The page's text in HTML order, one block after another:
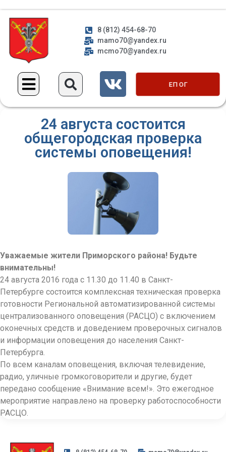
8 (812) 454-68-70
mamo70@yandex.ru
mcmo70@yandex.ru
ЕП ОГ
24 августа состоится
общегородская проверка
системы оповещения!
Уважаемые жители Приморского района! Будьте
внимательны!
24 августа 2016 года с 11.30 до 11.40 в Санкт-
Петербурге состоится комплексная техническая проверка
готовности Региональной автоматизированной системы
централизованного оповещения (РАСЦО) с включением
оконечных средств и доведением проверочных сигналов
и информации оповещения до населения Санкт-
Петербурга.
По всем каналам оповещения, включая телевидение,
радио, уличные громкоговорители и другие, будет
передано сообщение «Внимание всем!». Это ежегодное
мероприятие направлено на проверку работоспособности
РАСЦО.